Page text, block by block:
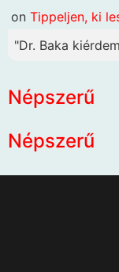
on Tippeljen, ki
"Dr. Baka
Népszerű
Népszerű